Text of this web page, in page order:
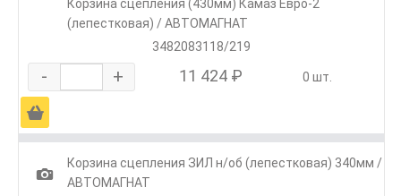
Корзина сцепления (430мм) Камаз Евро-2
(лепестковая) / АВТОМАГНАТ
3482083118/219
- + 11 424 ₽ 0 шт.
Ä
1
Корзина сцепления ЗИЛ н/об (лепестковая) 340мм /
АВТОМАГНАТ